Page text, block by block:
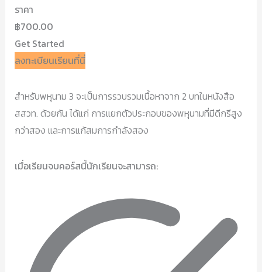
ราคา
฿700.00
Get Started
ลงทะเบียนเรียนที่นี่
สำหรับพหุนาม 3 จะเป็นการรวบรวมเนื้อหาจาก 2 บทในหนังสือ
สสวท. ด้วยกัน ได้แก่ การแยกตัวประกอบของพหุนามที่มีดีกรีสูง
กว่าสอง และการแก้สมการกำลังสอง
เมื่อเรียนจบคอร์สนี้นักเรียนจะสามารถ: